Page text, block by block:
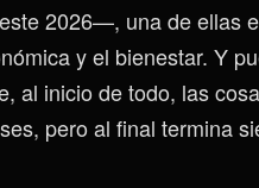
2026—, una de ellas
y el bienestar. Y
al inicio de todo, las
pero al final termina